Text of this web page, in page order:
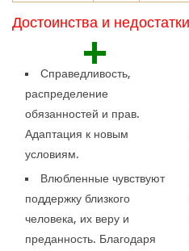
Достоинства и
+
Справедливость,
распределение
обязанностей и прав.
Адаптация к новым
условиям.
Влюбленные чувствуют
поддержку близкого
человека, их веру и
преданность. Благодаря